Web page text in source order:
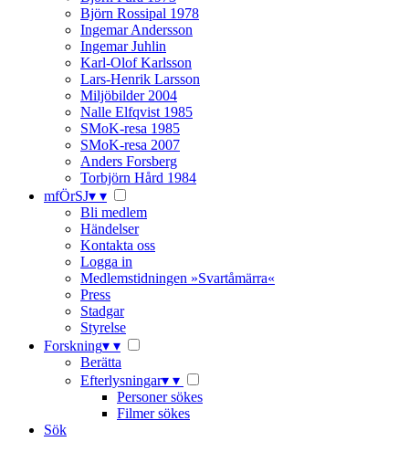
Björn Rossipal 1978
Ingemar Andersson
Ingemar Juhlin
Karl-Olof Karlsson
Lars-Henrik Larsson
Miljöbilder 2004
Nalle Elfqvist 1985
SMoK-resa 1985
SMoK-resa 2007
Anders Forsberg
Torbjörn Hård 1984
mfÖrSJ▾ ▾
Bli medlem
Händelser
Kontakta oss
Logga in
Medlemstidningen »Svartåmärra«
Press
Stadgar
Styrelse
Forskning▾ ▾
Berätta
Efterlysningar▾ ▾
Personer sökes
Filmer sökes
Sök